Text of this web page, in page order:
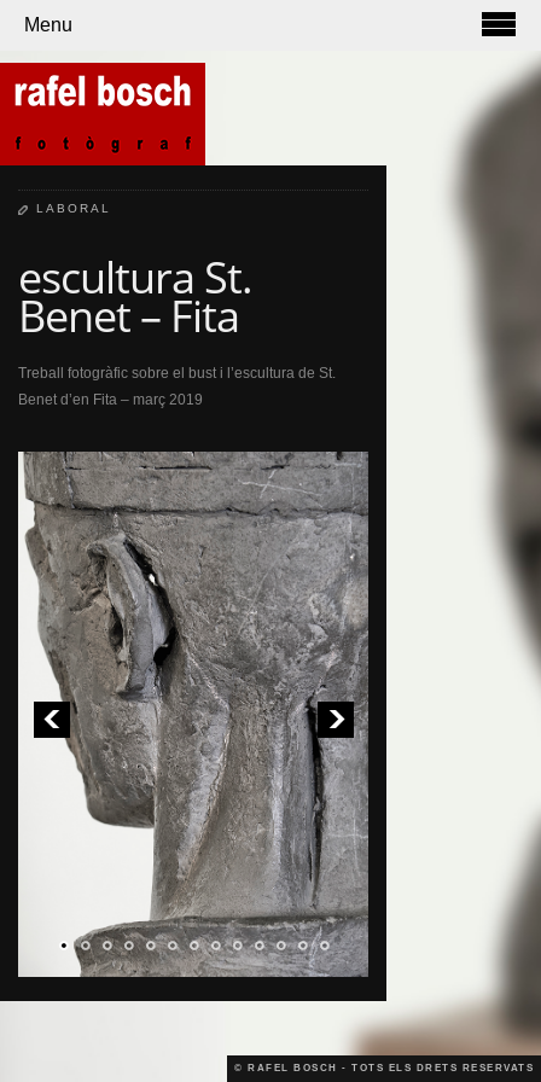
Menu
LABORAL
escultura St.
Benet – Fita
Treball fotogràfic sobre el bust i l’escultura de St.
Benet d’en Fita – març 2019
© RAFEL BOSCH - TOTS ELS DRETS RESERVATS